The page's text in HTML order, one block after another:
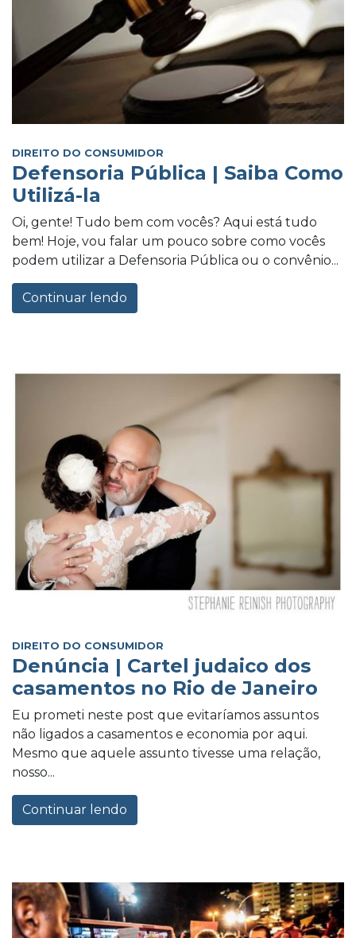
DIREITO DO CONSUMIDOR
Defensoria Pública | Saiba Como
Utilizá-la
Oi, gente! Tudo bem com vocês? Aqui está tudo
bem! Hoje, vou falar um pouco sobre como vocês
podem utilizar a Defensoria Pública ou o convênio...
Continuar lendo
DIREITO DO CONSUMIDOR
Denúncia | Cartel judaico dos
casamentos no Rio de Janeiro
Eu prometi neste post que evitaríamos assuntos
não ligados a casamentos e economia por aqui.
Mesmo que aquele assunto tivesse uma relação,
nosso...
Continuar lendo